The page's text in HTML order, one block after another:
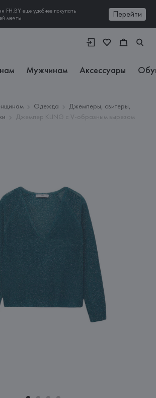
FH.BY еще удобнее покупать
мечты
Перейти
Мужчинам Аксессуары
Одежда
Джемперы, свитеры,
Джемпер KLING с V-образным вырезом